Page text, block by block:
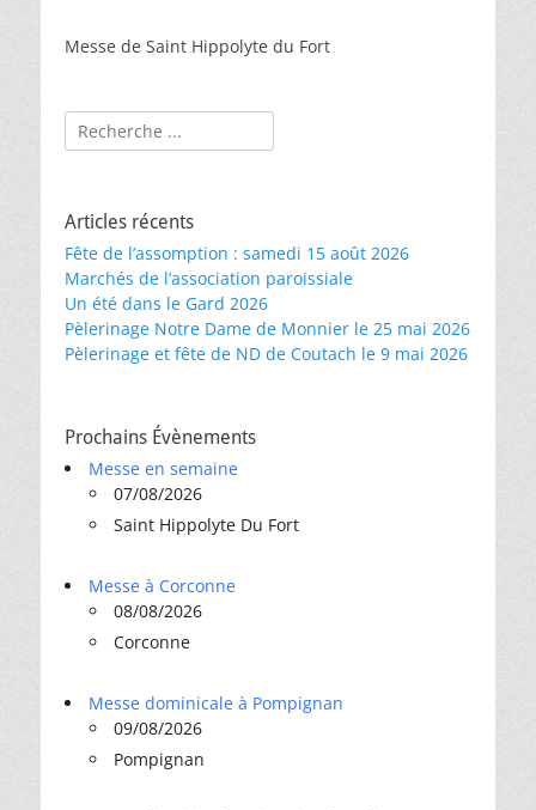
Messe de Saint Hippolyte du Fort
Rechercher :
Articles récents
Fête de l’assomption : samedi 15 août 2026
Marchés de l’association paroissiale
Un été dans le Gard 2026
Pèlerinage Notre Dame de Monnier le 25 mai 2026
Pèlerinage et fête de ND de Coutach le 9 mai 2026
Prochains Évènements
Messe en semaine
07/08/2026
Saint Hippolyte Du Fort
Messe à Corconne
08/08/2026
Corconne
Messe dominicale à Pompignan
09/08/2026
Pompignan